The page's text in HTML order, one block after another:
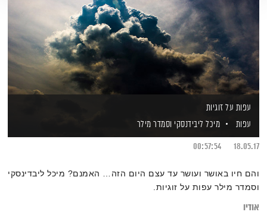
עפות על זוגיות
עפות
מיכל ליבידנסקי וסמדר מילר
18.05.17
00:57:54
והם חיו באושר ועושר עד עצם היום הזה… האמנם? מיכל ליבדינסקי
וסמדר מילר עפות על זוגיות.
אודיו